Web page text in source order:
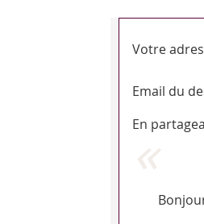
Votre
Email du
En